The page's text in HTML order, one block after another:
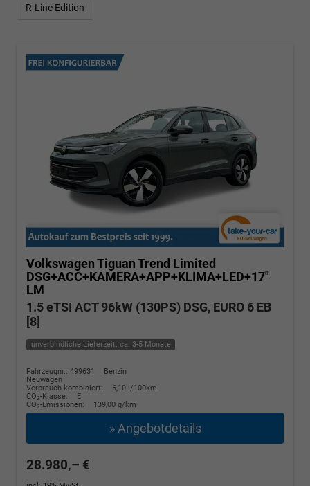
R-Line Edition
Volkswagen TiguanTrend Limited
DSG+ACC+KAMERA+APP+KLIMA+LED+17"
LM
1.5 eTSI ACT 96kW (130PS) DSG, EURO 6 EB
[8]
unverbindliche Lieferzeit: ca. 3-5 Monate
Fahrzeugnr.: 499631
Benzin
Neuwagen
Verbrauch kombiniert:
6,10 l/100km
CO2-Klasse:
E
CO2-Emissionen: 139,00 g/km
» Angebotdetails
28.980,– €